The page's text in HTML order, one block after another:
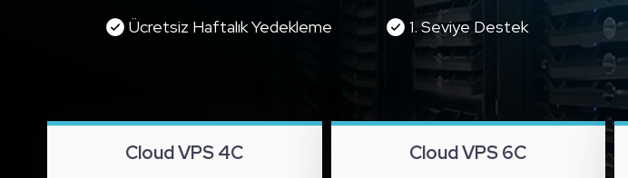
Ücretsiz Haftalık Yedekleme
1. Seviye Destek
Cloud VPS 4C Cloud VPS 6C